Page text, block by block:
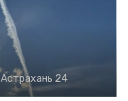
Астрахань 24